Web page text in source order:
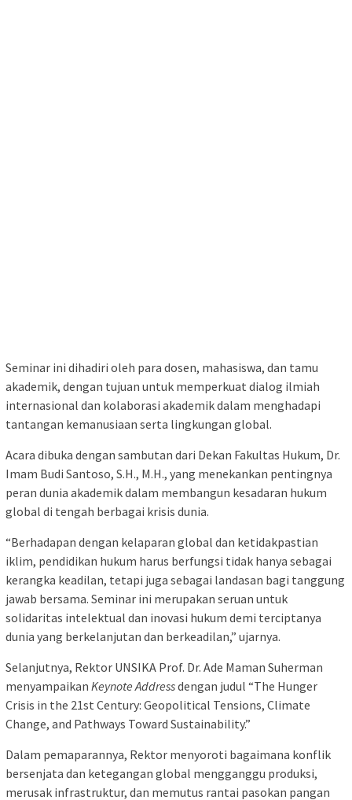
Seminar ini dihadiri oleh para dosen, mahasiswa, dan tamu
akademik, dengan tujuan untuk memperkuat dialog ilmiah
internasional dan kolaborasi akademik dalam menghadapi
tantangan kemanusiaan serta lingkungan global.
Acara dibuka dengan sambutan dari Dekan Fakultas Hukum, Dr.
Imam Budi Santoso, S.H., M.H., yang menekankan pentingnya
peran dunia akademik dalam membangun kesadaran hukum
global di tengah berbagai krisis dunia.
“Berhadapan dengan kelaparan global dan ketidakpastian
iklim, pendidikan hukum harus berfungsi tidak hanya sebagai
kerangka keadilan, tetapi juga sebagai landasan bagi tanggung
jawab bersama. Seminar ini merupakan seruan untuk
solidaritas intelektual dan inovasi hukum demi terciptanya
dunia yang berkelanjutan dan berkeadilan,” ujarnya.
Selanjutnya, Rektor UNSIKA Prof. Dr. Ade Maman Suherman
menyampaikan Keynote Addressdengan judul “The Hunger
Crisis in the 21st Century: Geopolitical Tensions, Climate
Change, and Pathways Toward Sustainability.”
Dalam pemaparannya, Rektor menyoroti bagaimana konflik
bersenjata dan ketegangan global mengganggu produksi,
merusak infrastruktur, dan memutus rantai pasokan pangan